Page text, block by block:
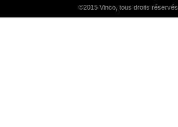
©2015 Vinco, tous droits réservés.